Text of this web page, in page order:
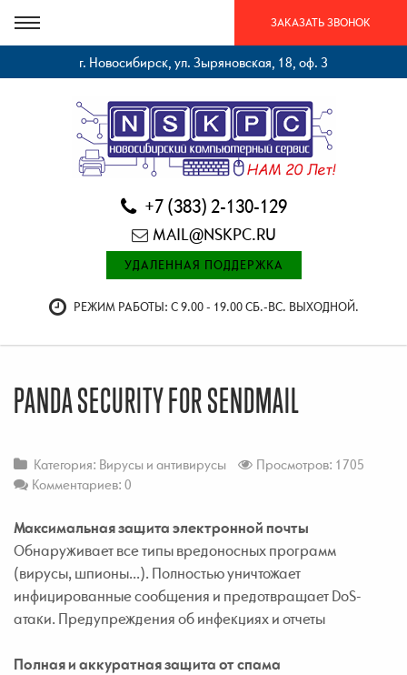
ЗАКАЗАТЬ ЗВОНОК
г. Новосибирск, ул. Зыряновская, 18, оф. 3
+7 (383) 2-130-129
MAIL@NSKPC.RU
УДАЛЕННАЯ ПОДДЕРЖКА
РЕЖИМ РАБОТЫ: С 9.00 - 19.00 СБ.-ВС. ВЫХОДНОЙ.
PANDA SECURITY FOR SENDMAIL
Категория: Вирусы и антивирусы
Просмотров: 1705
Комментариев: 0
Максимальная защита электронной почты
Обнаруживает все типы вредоносных программ
(вирусы, шпионы...). Полностью уничтожает
инфицированные сообщения и предотвращает DoS-
атаки. Предупреждения об инфекциях и отчеты
Полная и аккуратная защита от спама